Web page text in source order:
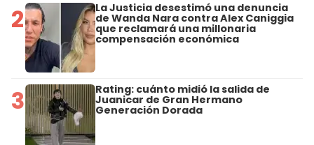
2 La Justicia desestimó una denuncia
de Wanda Nara contra Alex Caniggia
que reclamará una millonaria
compensación económica
3 Rating: cuánto midió la salida de
Juanicar de Gran Hermano
Generación Dorada